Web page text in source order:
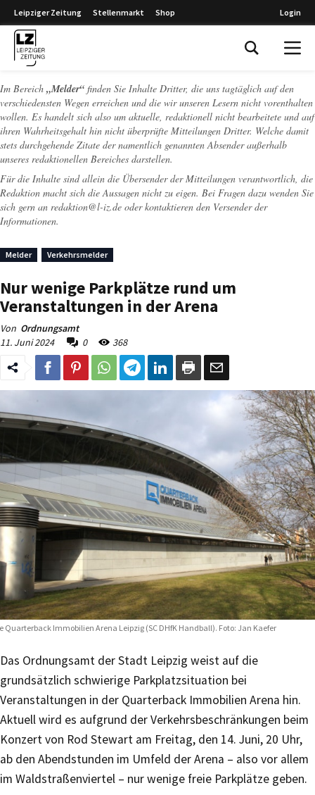
Leipziger Zeitung Stellenmarkt Shop Login
Im Bereich „Melder“ finden Sie Inhalte Dritter, die uns tagtäglich auf den
verschiedensten Wegen erreichen und die wir unseren Lesern nicht vorenthalten
wollen. Es handelt sich also um aktuelle, redaktionell nicht bearbeitete und auf
ihren Wahrheitsgehalt hin nicht überprüfte Mitteilungen Dritter. Welche damit
stets durchgehende Zitate der namentlich genannten Absender außerhalb
unseres redaktionellen Bereiches darstellen.
Für die Inhalte sind allein die Übersender der Mitteilungen verantwortlich, die
Redaktion macht sich die Aussagen nicht zu eigen. Bei Fragen dazu wenden Sie
sich gern an redaktion@l-iz.de oder kontaktieren den Versender der
Informationen.
Melder Verkehrsmelder
Nur wenige Parkplätze rund um
Veranstaltungen in der Arena
Von Ordnungsamt
11. Juni 2024
0 368
Quarterback Immobilien Arena Leipzig (SC DHfK Handball). Foto: Jan Kaefer
Das Ordnungsamt der Stadt Leipzig weist auf die
grundsätzlich schwierige Parkplatzsituation bei
Veranstaltungen in der Quarterback Immobilien Arena hin.
Aktuell wird es aufgrund der Verkehrsbeschränkungen beim
Konzert von Rod Stewart am Freitag, den 14. Juni, 20 Uhr,
ab den Abendstunden im Umfeld der Arena – also vor allem
im Waldstraßenviertel – nur wenige freie Parkplätze geben.